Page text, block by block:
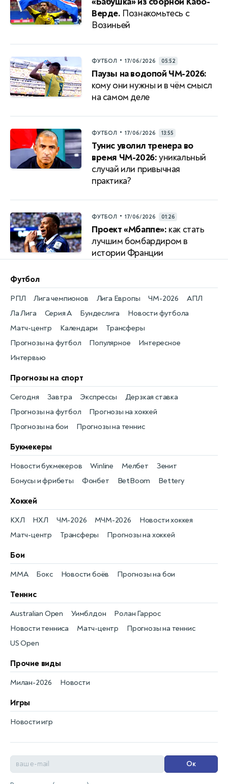
Верде. Познакомьтесь с
Возиньей
ФУТБОЛ • 17/06/2026 05:52
Паузы на водопой ЧМ-2026:
кому они нужны и в чём смысл
на самом деле
ФУТБОЛ • 17/06/2026 13:55
Тунис уволил тренера во
время ЧМ-2026:уникальный
случай или привычная
практика?
ФУТБОЛ • 17/06/2026 01:26
Проект «Мбаппе»: как стать
лучшим бомбардиром в
истории Франции
Футбол
Новости футбола
РПЛ
Матч-центр
Лига чемпионов
Календари
Лига Европы
Трансферы
ЧМ-2026
Прогнозы на футбол
АПЛ
Популярное
Ла Лига
Интересное
Серия А
Интервью
Бундеслига
Прогнозы на спорт
Прогнозы на футбол
Сегодня
Прогнозы на хоккей
Завтра
Прогнозы на бои
Экспрессы
Прогнозы на теннис
Дерзкая ставка
Букмекеры
Бонусы и фрибеты
Новости букмекеров
Фонбет
Winline
BetBoom
Мелбет
Bettery
Зенит
Хоккей
Новости хоккея
КХЛ
Матч-центр
НХЛ
Трансферы
ЧМ-2026
Прогнозы на хоккей
МЧМ-2026
Бои
Новости боёв
MMA Прогнозы на бои
Бокс
Теннис
Новости тенниса
Australian Open
Матч-центр
Уимблдон
Прогнозы на теннис
Ролан Гаррос
US Open
Прочие виды
Новости
Милан-2026
Игры
Новости игр
Ок